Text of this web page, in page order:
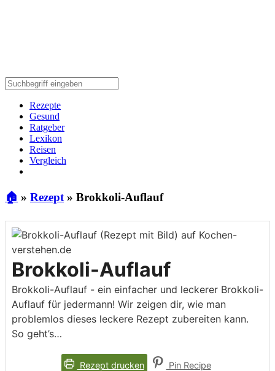
Rezepte
Gesund
Ratgeber
Lexikon
Reisen
Vergleich
🏠 » Rezept » Brokkoli-Auflauf
Brokkoli-Auflauf
Brokkoli-Auflauf - ein einfacher und leckerer Brokkoli-
Auflauf für jedermann! Wir zeigen dir, wie man
problemlos dieses leckere Rezept zubereiten kann.
So geht’s…
Rezept drucken Pin Recipe